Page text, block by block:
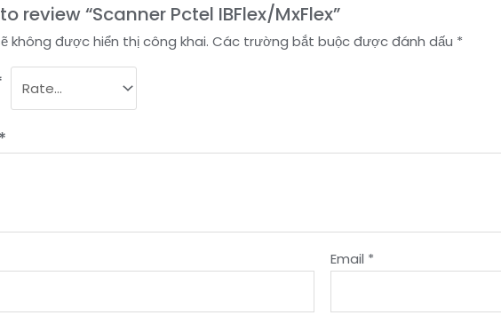
review “Scanner Pctel IBFlex/MxFlex”
không được hiển thị công khai. Các trường bắt buộc được đánh dấu *
*
Email *